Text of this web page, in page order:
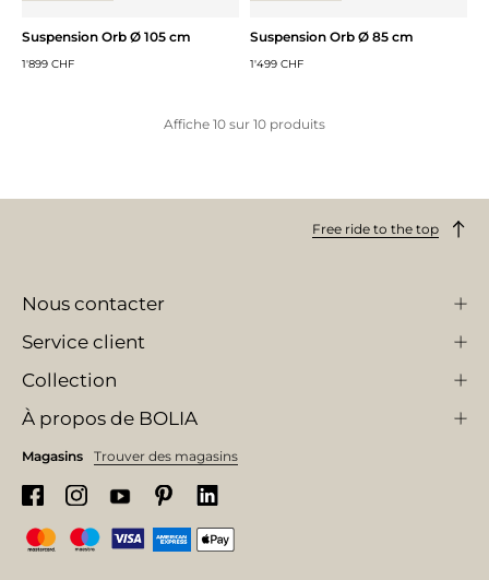
Suspension Orb Ø 105 cm
1'899 CHF
Suspension Orb Ø 85 cm
1'499 CHF
Affiche 10 sur 10 produits
Free ride to the top
Nous contacter
Service client
Collection
À propos de BOLIA
Magasins Trouver des magasins